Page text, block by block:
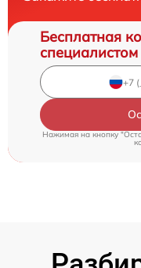
Бесплатная
специалистом
Нажимая на кнопку